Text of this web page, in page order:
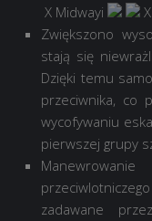
X Midwayi
Zwiększono
stają się
Dzięki temu
przeciwnika, co
wycofywaniu
pierwszej grupy
zadawane